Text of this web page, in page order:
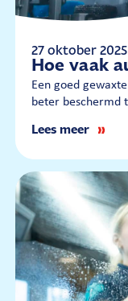
27 oktober 2025
Hoe vaak
Een goed
beter beschermd
Lees meer